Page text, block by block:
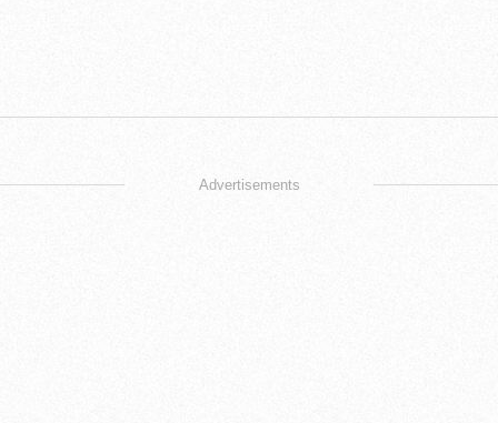
Advertisements